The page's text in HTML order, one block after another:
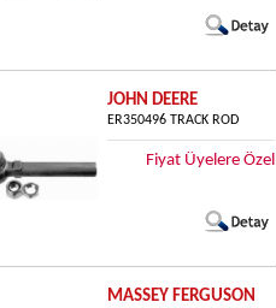
JOHN DEERE
ER350496 TRACK ROD
Fiyat Üyelere Özel
MASSEY FERGUSON